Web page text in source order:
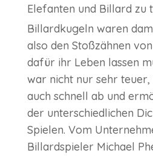
Elefanten und Billard zu
Billardkugeln waren
also den Stoßzähnen
dafür ihr Leben lassen
war nicht nur sehr teuer,
auch schnell ab und
der unterschiedlichen
Spielen. Vom
Billardspieler Michael